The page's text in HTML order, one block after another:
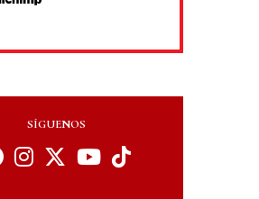
SÍGUENOS